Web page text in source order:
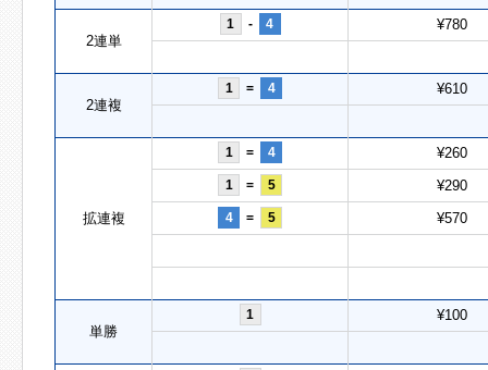
2連単
1 - 4 ¥780
2連複
1 = 4 ¥610
拡連複
1 = 4 ¥260
1 = 5 ¥290
4 = 5 ¥570
単勝
1 ¥100